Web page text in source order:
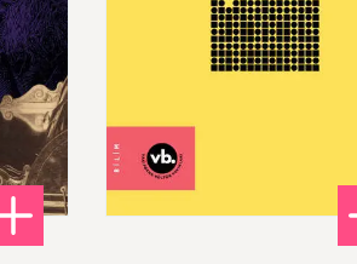
Graham Bell: Bağlantı Kurma :